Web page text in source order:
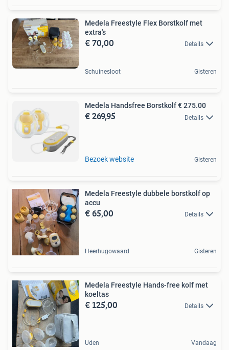
Medela Freestyle Flex Borstkolf met
extra's
€ 70,00 Details
Schuinesloot Gisteren
Medela Handsfree Borstkolf € 275.00
€ 269,95 Details
Bezoek website Gisteren
Medela Freestyle dubbele borstkolf op
accu
€ 65,00 Details
Heerhugowaard Gisteren
Medela Freestyle Hands-free kolf met
koeltas
€ 125,00 Details
Uden Vandaag